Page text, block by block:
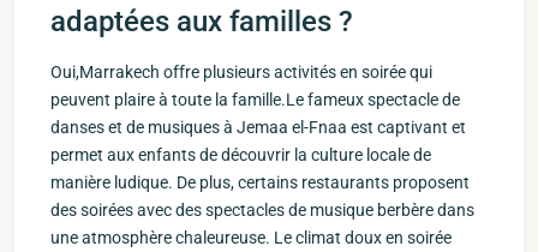
⁤adaptées aux familles ?
Oui,Marrakech offre plusieurs activités en soirée qui
peuvent plaire à toute ​la famille.Le fameux‌ spectacle de
danses et de musiques à Jemaa el-Fnaa est captivant et
permet aux enfants de découvrir‍ la ‍culture locale ⁣de
manière ludique. De plus,​ certains restaurants proposent
des soirées avec⁤ des spectacles de musique berbère dans
‌une⁤ atmosphère⁤ chaleureuse. Le climat doux​ en soirée